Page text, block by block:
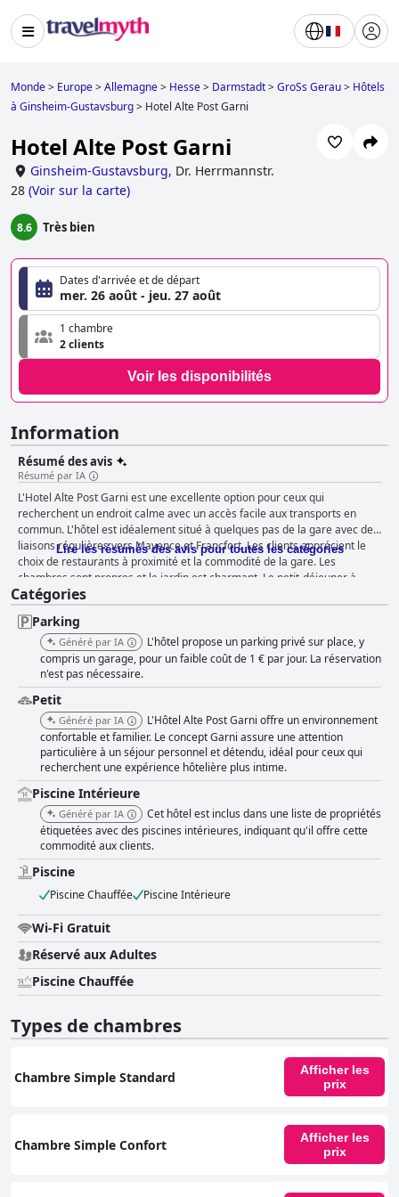
Monde> Europe>Allemagne> Hesse> Darmstadt>GroSs Gerau> Hôtels
à Ginsheim-Gustavsburg> Hotel Alte Post Garni
Hotel Alte Post Garni
Ginsheim-Gustavsburg, Dr. Herrmannstr.
28 (Voir sur la carte)
8.6 Très bien
Dates d'arrivée et de départ
mer. 26 août - jeu. 27 août
1 chambre
2 clients
Voir les disponibilités
Information
Résumé des avis
Résumé par IA
L'Hotel Alte Post Garni est une excellente option pour ceux qui
recherchent un endroit calme avec un accès facile aux transports en
commun. L'hôtel est idéalement situé à quelques pas de la gare avec des
liaisons régulières vers Mayence et Francfort. Les clients apprécient le
choix de restaurants à proximité et la commodité de la gare. Les
chambres sont propres et le jardin est charmant. Le petit-déjeuner à
l'Hotel Alte Post Garni est délicieux, varié et copieux, avec un large choix
disponible au buffet et des options de petit-déjeuner classiques
proposées. Le personnel est exceptionnel, de nombreux clients louant
leur hospitalité et leur gentillesse. Ils sont amicaux, serviables et
arrangeants, prêts à se surpasser pour assurer votre confort. Une
attention particulière aux détails est également notée, les employés se
mettant en quatre pour répondre aux besoins des clients. Dans
l'ensemble, l'Hotel Alte Post Garni offre tout ce dont vous avez besoin
pour un séjour confortable avec un service client exceptionnel.
Lire les résumés des avis pour toutes les catégories
Catégories
Parking
Généré par IA
L'hôtel propose un parking privé sur place, y
compris un garage, pour un faible coût de 1 € par jour. La réservation
n'est pas nécessaire.
Petit
Généré par IA
L'Hôtel Alte Post Garni offre un environnement
confortable et familier. Le concept Garni assure une attention
particulière à un séjour personnel et détendu, idéal pour ceux qui
recherchent une expérience hôtelière plus intime.
Piscine Intérieure
Généré par IA
Cet hôtel est inclus dans une liste de propriétés
étiquetées avec des piscines intérieures, indiquant qu'il offre cette
commodité aux clients.
Piscine
Piscine Chauffée Piscine Intérieure
Wi-Fi Gratuit
Réservé aux Adultes
Piscine Chauffée
Types de chambres
Chambre Simple Standard
Afficher les
prix
Chambre Simple Confort
Afficher les
prix